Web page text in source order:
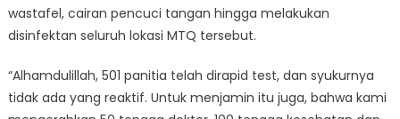
wastafel, cairan pencuci tangan hingga melakukan
disinfektan seluruh lokasi MTQ tersebut.
“Alhamdulillah, 501 panitia telah dirapid test, dan syukurnya
tidak ada yang reaktif. Untuk menjamin itu juga, bahwa kami